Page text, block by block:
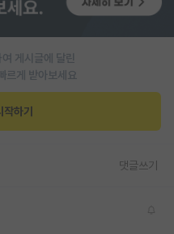
게시글에 달린
르게 받아보세요
하기
댓글쓰기